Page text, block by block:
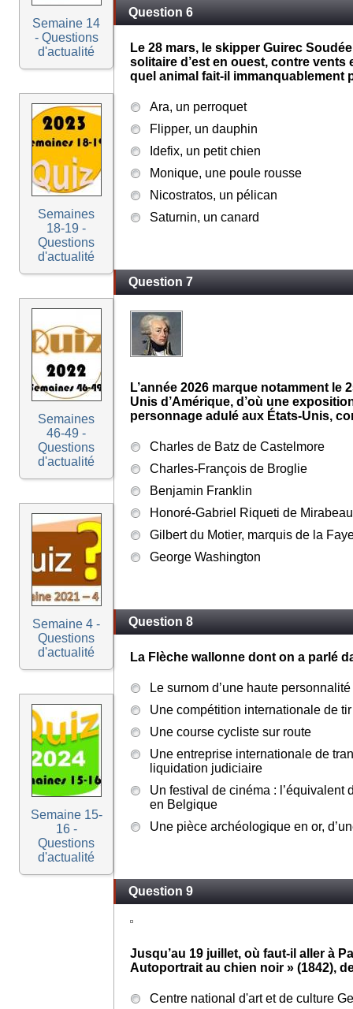
Semaine 14
- Questions
d'actualité
Semaines
18-19 -
Questions
d'actualité
Semaines
46-49 -
Questions
d'actualité
Semaine 4 -
Questions
d'actualité
Semaine 15-
16 -
Questions
d'actualité
Question 6
Le 28 mars, le skipper Guirec
solitaire d’est en ouest, contre
quel animal fait-il immanquablement
Ara, un perroquet
Flipper, un dauphin
Idefix, un petit chien
Monique, une poule rousse
Nicostratos, un pélican
Saturnin, un canard
Question 7
L’année 2026 marque notamment
Unis d’Amérique, d’où une
personnage adulé aux États-Unis,
Charles de Batz de Castelmore
Charles-François de Broglie
Benjamin Franklin
Honoré-Gabriel Riqueti de Mirabeau
Gilbert du Motier, marquis de la
George Washington
Question 8
La Flèche wallonne dont on a parlé
Le surnom d’une haute
Une compétition internationale de
Une course cycliste sur route
Une entreprise internationale de
liquidation judiciaire
Un festival de cinéma : l’équivalent
en Belgique
Une pièce archéologique en or,
Question 9